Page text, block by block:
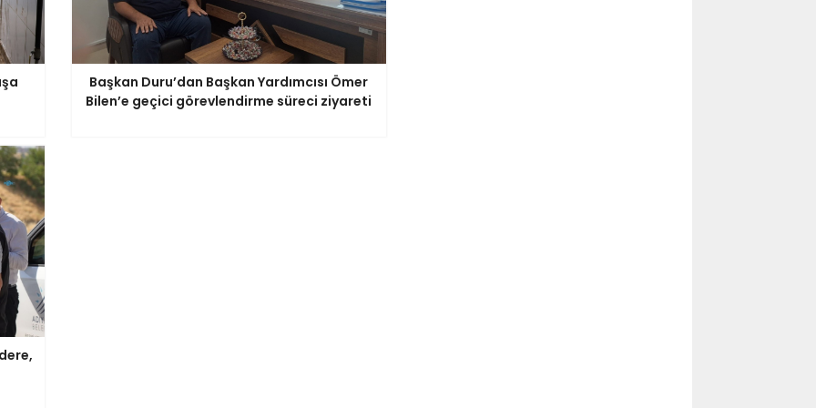
Başkan Duru’dan Başkan Yardımcısı Ömer
Bilen’e geçici görevlendirme süreci ziyareti